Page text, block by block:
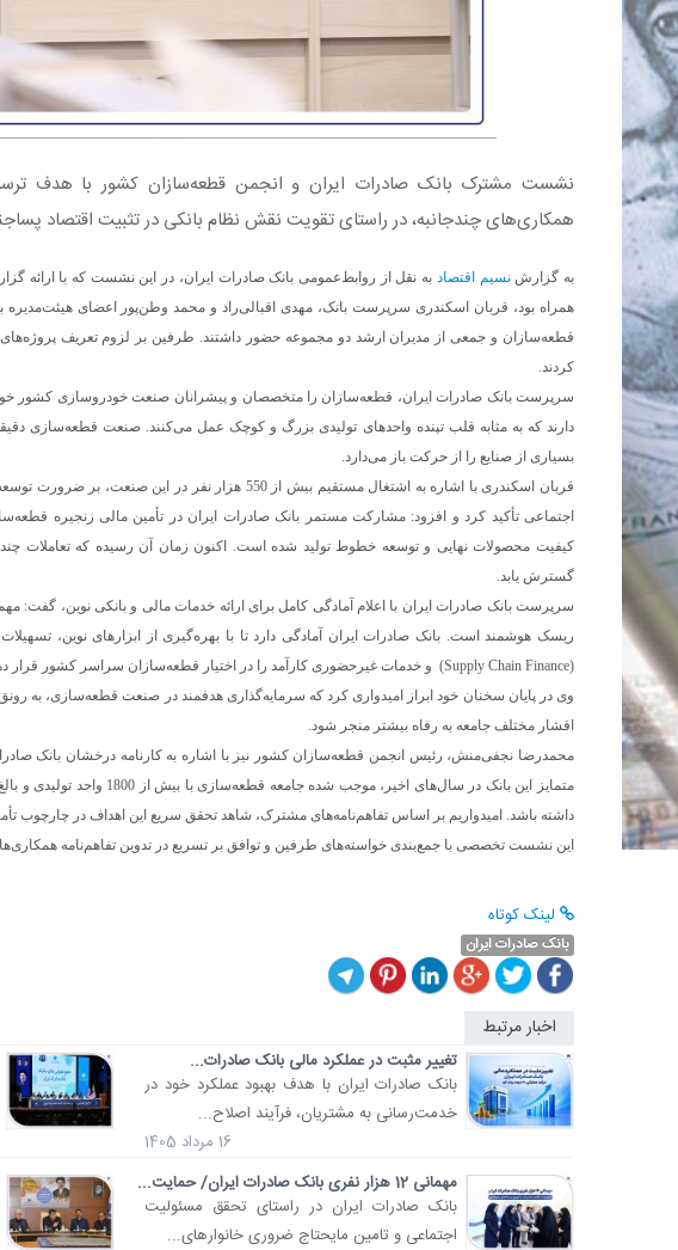
​نشست مشترک بانک صادرات ایران و انجمن قطعه‌سازان کشور با هدف
همکاری‌های چندجانبه، در راستای تقویت نقش نظام بانکی در تثبیت اقتصاد
به گزارشنسیم اقتصاد به نقل از روابط‌عمومی بانک صادرات ایران، در این نشست که با
همراه بود، قربان اسکندری سرپرست بانک، مهدی اقبالی‌راد و محمد وطن‌پور اعضای
قطعه‌سازان و جمعی از مدیران ارشد دو مجموعه حضور داشتند. طرفین بر لزوم تعریف
کردند.
سرپرست بانک صادرات ایران، قطعه‌سازان را متخصصان و پیشرانان صنعت خودروسازی کشور
دارند که به مثابه قلب تپنده واحدهای تولیدی بزرگ و کوچک عمل می‌کنند. صنعت قطعه‌سازی
بسیاری از صنایع را از حرکت باز می‌دارد.
قربان اسکندری با اشاره به اشتغال مستقیم بیش از 550 هزار
اجتماعی تأکید کرد و افزود: مشارکت مستمر بانک صادرات ایران در تأمین مالی زنجیره
کیفیت محصولات نهایی و توسعه خطوط تولید شده است. اکنون زمان آن رسیده که تعاملات
گسترش یابد.
سرپرست بانک صادرات ایران با اعلام آمادگی کامل برای ارائه خدمات مالی و بانکی نوین، گفت:
ریسک هوشمند است. بانک صادرات ایران آمادگی دارد تا با بهره‌گیری از ابزارهای نوین،
(Supply Chain Finance) و خدمات غیرحضوری کارآمد را در اختیار قطعه‌سازان سراسر کشور قرار دهد.
وی در پایان سخنان خود ابراز امیدواری کرد که سرمایه‌گذاری هدفمند در صنعت قطعه‌سازی، به
اقشار مختلف جامعه به رفاه بیشتر منجر شود.
محمدرضا نجفی‌منش، رئیس انجمن قطعه‌سازان کشور نیز با اشاره به کارنامه درخشان بانک
داشته باشد. امیدواریم بر اساس تفاهم‌نامه‌های مشترک، شاهد تحقق سریع این اهداف در
این نشست تخصصی با جمع‌بندی خواسته‌های طرفین و توافق بر تسریع در تدوین تفاهم‌نامه
لینک کوتاه
بانک صادرات ایران
اخبار مرتبط
تغییر مثبت در عملکرد مالی بانک صادرات...
​بانک صادرات ایران با هدف بهبود عملکرد خود در
خدمت‌رسانی به مشتریان، فرآیند اصلاح...
16 مرداد 1405
مهمانی 12 هزار نفری بانک صادرات ایران/ حمایت...
​بانک صادرات ایران در راستای تحقق مسئولیت
اجتماعی و تامین مایحتاج ضروری خانوارهای...